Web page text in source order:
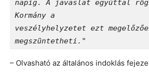
napig. A javaslat egyúttal
Kormány a
veszélyhelyzetet ezt
megszüntetheti."
– Olvasható az általános indoklás